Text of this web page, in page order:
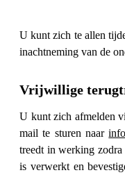
U kunt zich te allen
inachtneming van de
Vrijwillige
U kunt zich afmelden
mail te sturen naar
treedt in werking zodra
is verwerkt en